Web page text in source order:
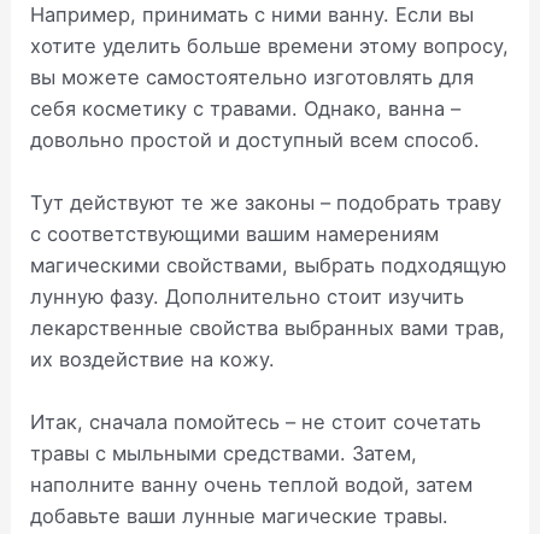
Например, принимать с ними ванну. Если вы
хотите уделить больше времени этому вопросу,
вы можете самостоятельно изготовлять для
себя косметику с травами. Однако, ванна –
довольно простой и доступный всем способ.
Тут действуют те же законы – подобрать траву
с соответствующими вашим намерениям
магическими свойствами, выбрать подходящую
лунную фазу. Дополнительно стоит изучить
лекарственные свойства выбранных вами трав,
их воздействие на кожу.
Итак, сначала помойтесь – не стоит сочетать
травы с мыльными средствами. Затем,
наполните ванну очень теплой водой, затем
добавьте ваши лунные магические травы.